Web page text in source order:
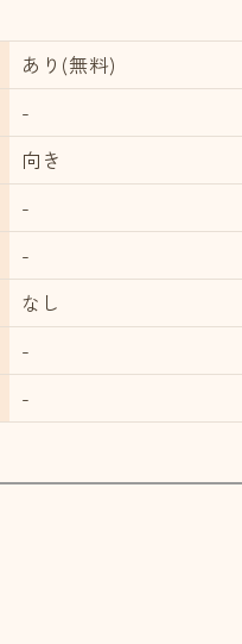
あり(無料)
-
向き
-
-
なし
-
-